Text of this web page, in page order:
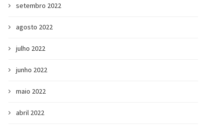
setembro 2022
agosto 2022
julho 2022
junho 2022
maio 2022
abril 2022